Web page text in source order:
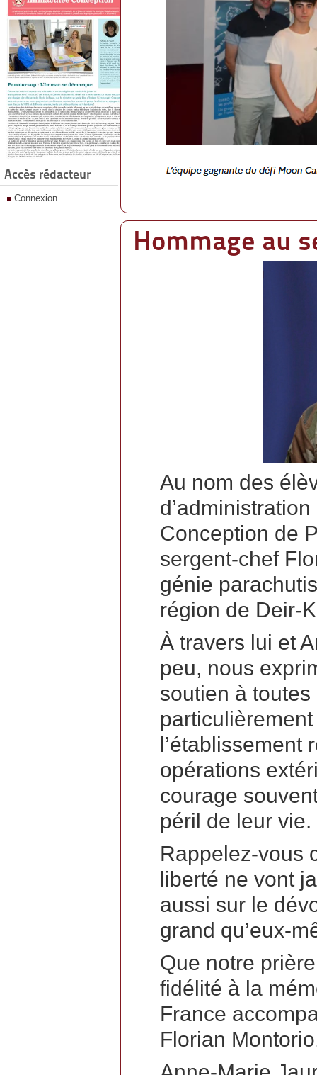
Accès rédacteur
Connexion
Hommage au
Au nom des
Conception de
sergent-chef
génie
région de Deir-
À travers lui et
peu, nous
soutien à
l’établissement
opérations
courage
péril de leur vie.
Rappelez-vous
liberté ne vont
aussi sur le
grand qu’eux-
Que notre
fidélité à la
France
Florian